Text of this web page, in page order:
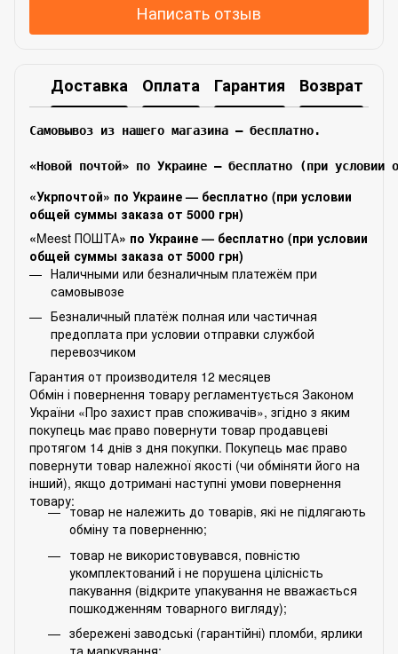
Написать отзыв
Доставка Оплата Гарантия Возврат
Самовывоз из нашего магазина – бесплатно.
«Новой почтой» по Украине — бесплатно (при условии
«Укрпочтой» по Украине — бесплатно (при условии
общей суммы заказа от 5000 грн)
«Meest ПОШТА» по Украине — бесплатно (при условии
общей суммы заказа от 5000 грн)
Наличными или безналичным платежём при
самовывозе
Безналичный платёж полная или частичная
предоплата при условии отправки службой
перевозчиком
Гарантия от производителя 12 месяцев
Обмін і повернення товару регламентується Законом
України «Про захист прав споживачів», згідно з яким
покупець має право повернути товар продавцеві
протягом 14 днів з дня покупки. Покупець має право
повернути товар належної якості (чи обміняти його на
інший), якщо дотримані наступні умови повернення
товару:
товар не належить до товарів, які не підлягають
обміну та поверненню;
товар не використовувався, повністю
укомплектований і не порушена цілісність
пакування (відкрите упакування не вважається
пошкодженням товарного вигляду);
збережені заводські (гарантійні) пломби, ярлики